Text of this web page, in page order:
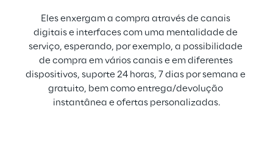
Eles enxergam a compra através de canais
digitais e interfaces com uma mentalidade de
serviço, esperando, por exemplo, a possibilidade
de compra em vários canais e em diferentes
dispositivos, suporte 24 horas, 7 dias por semana e
gratuito, bem como entrega/devolução
instantânea e ofertas personalizadas.